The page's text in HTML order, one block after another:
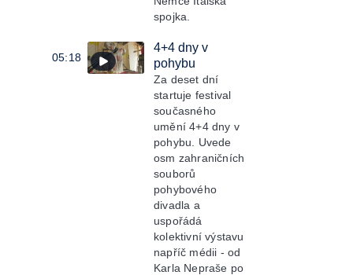
spojka.
05:18
4+4 dny v
pohybu
Za deset dní
startuje festival
současného
umění 4+4 dny v
pohybu. Uvede
osm zahraničních
souborů
pohybového
divadla a
uspořádá
kolektivní výstavu
napříč médii - od
Karla Nepraše po